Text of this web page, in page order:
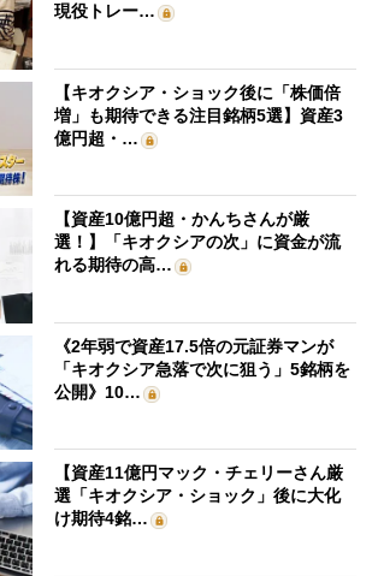
現役トレー…
【キオクシア・ショック後に「株価倍
増」も期待できる注目銘柄5選】資産3
億円超・…
【資産10億円超・かんちさんが厳
選！】「キオクシアの次」に資金が流
れる期待の高…
《2年弱で資産17.5倍の元証券マンが
「キオクシア急落で次に狙う」5銘柄を
公開》10…
【資産11億円マック・チェリーさん厳
選「キオクシア・ショック」後に大化
け期待4銘…